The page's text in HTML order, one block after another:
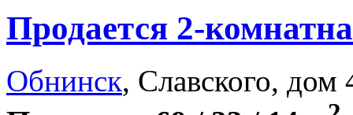
Продается 2-
Обнинск, Славского, дом